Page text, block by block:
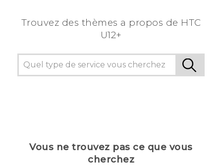
Trouvez des thèmes a propos de HTC
U12+
Vous ne trouvez pas ce que vous
cherchez